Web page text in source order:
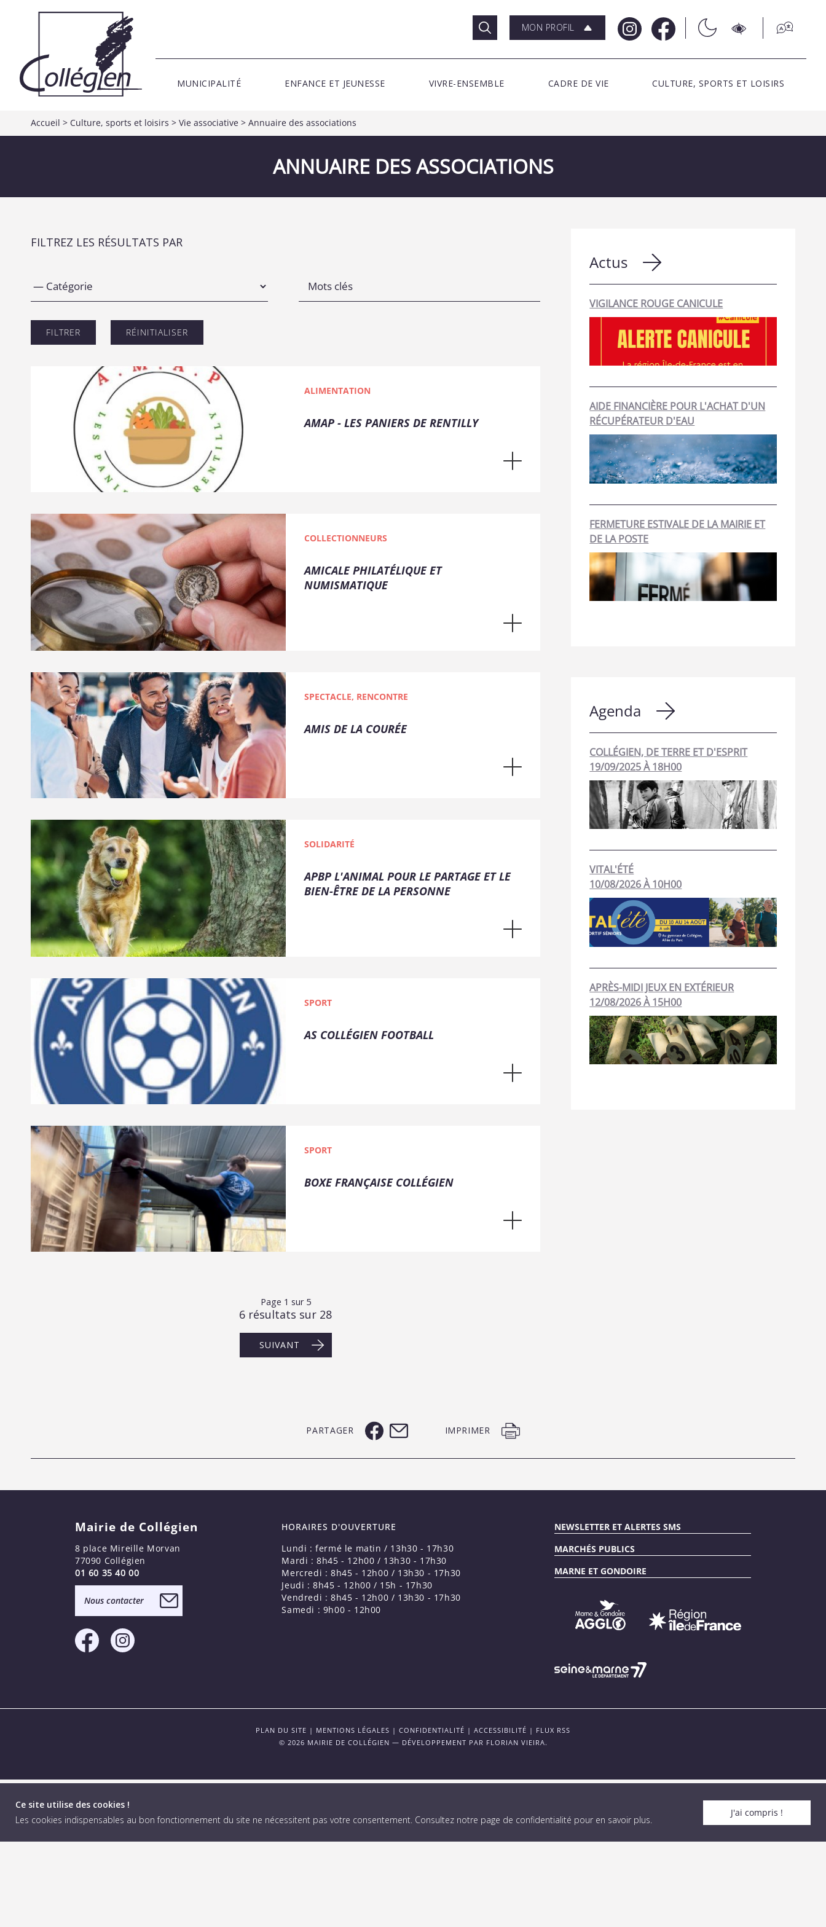
Ce site utilise des cookies !
Les cookies indispensables au bon fonctionnement du site ne nécessitent pas votre consentement. Consultez notre page de confidentialité pour en savoir plus.
J'ai compris !
MON PROFIL
MUNICIPALITÉ ENFANCE ET JEUNESSE VIVRE-ENSEMBLE CADRE DE VIE CULTURE, SPORTS ET LOISIRS
Accueil > Culture, sports et loisirs > Vie associative > Annuaire des associations
ANNUAIRE DES ASSOCIATIONS
FILTREZ LES RÉSULTATS PAR
ALIMENTATION
AMAP - LES PANIERS DE RENTILLY
COLLECTIONNEURS
AMICALE PHILATÉLIQUE ET
NUMISMATIQUE
SPECTACLE, RENCONTRE
AMIS DE LA COURÉE
SOLIDARITÉ
APBP L'ANIMAL POUR LE PARTAGE ET LE
BIEN-ÊTRE DE LA PERSONNE
SPORT
AS COLLÉGIEN FOOTBALL
SPORT
BOXE FRANÇAISE COLLÉGIEN
Page 1 sur 5
6 résultats sur 28
SUIVANT
Actus
VIGILANCE ROUGE CANICULE
AIDE FINANCIÈRE POUR L'ACHAT D'UN
RÉCUPÉRATEUR D'EAU
FERMETURE ESTIVALE DE LA MAIRIE ET
DE LA POSTE
Agenda
COLLÉGIEN, DE TERRE ET D'ESPRIT
19/09/2025 À 18H00
VITAL'ÉTÉ
10/08/2026 À 10H00
APRÈS-MIDI JEUX EN EXTÉRIEUR
12/08/2026 À 15H00
PARTAGER IMPRIMER
Mairie de Collégien
8 place Mireille Morvan
77090 Collégien
01 60 35 40 00
Nous contacter
HORAIRES D'OUVERTURE
Lundi : fermé le matin / 13h30 - 17h30
Mardi : 8h45 - 12h00 / 13h30 - 17h30
Mercredi : 8h45 - 12h00 / 13h30 - 17h30
Jeudi : 8h45 - 12h00 / 15h - 17h30
Vendredi : 8h45 - 12h00 / 13h30 - 17h30
Samedi : 9h00 - 12h00
NEWSLETTER ET ALERTES SMS
MARCHÉS PUBLICS
MARNE ET GONDOIRE
PLAN DU SITE | MENTIONS LÉGALES | CONFIDENTIALITÉ | ACCESSIBILITÉ | FLUX RSS
© 2026 MAIRIE DE COLLÉGIEN — DÉVELOPPEMENT PAR FLORIAN VIEIRA.